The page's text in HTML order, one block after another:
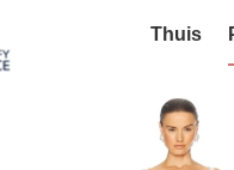
Thuis